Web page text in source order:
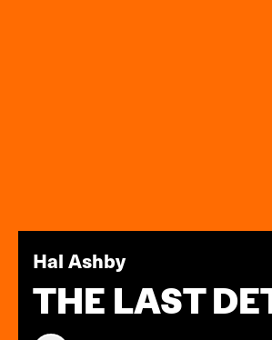
Hal Ashby
THE LAST